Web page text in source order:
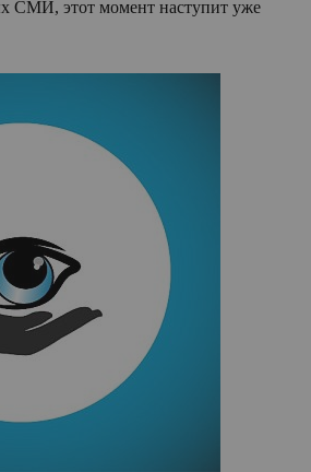
СМИ, этот момент наступит уже